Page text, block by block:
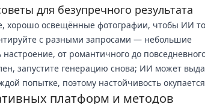
для безупречного результата
хорошо освещённые фотографии, чтобы ИИ
с разными запросами — небольшие
от романтичного до
запустите генерацию снова; ИИ может
попытке, поэтому настойчивость
платформ и методов